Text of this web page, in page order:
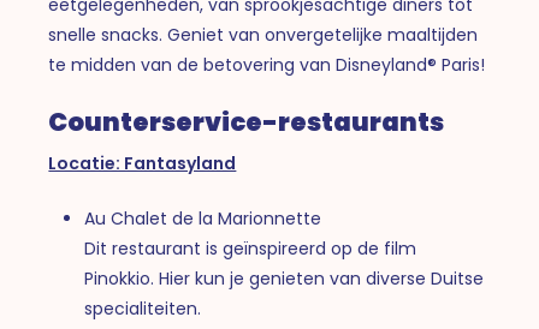
snelle snacks. Geniet van onvergetelijke maaltijden
te midden van de betovering van Disneyland® Paris!
Counterservice-restaurants
Locatie: Fantasyland
Au Chalet de la Marionnette
Dit restaurant is geïnspireerd op de film
Pinokkio. Hier kun je genieten van diverse Duitse
specialiteiten.